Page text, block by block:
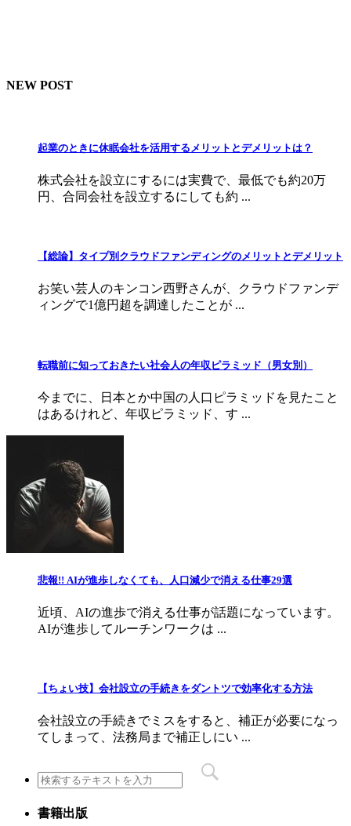
NEW POST
起業のときに休眠会社を活用するメリットとデメリットは？
株式会社を設立にするには実費で、最低でも約20万
円、合同会社を設立するにしても約 ...
【総論】タイプ別クラウドファンディングのメリットとデメリット
お笑い芸人のキンコン西野さんが、クラウドファンデ
ィングで1億円超を調達したことが ...
転職前に知っておきたい社会人の年収ピラミッド（男女別）
今までに、日本とか中国の人口ピラミッドを見たこと
はあるけれど、年収ピラミッド、す ...
悲報!! AIが進歩しなくても、人口減少で消える仕事29選
近頃、AIの進歩で消える仕事が話題になっています。
AIが進歩してルーチンワークは ...
【ちょい技】会社設立の手続きをダントツで効率化する方法
会社設立の手続きでミスをすると、補正が必要になっ
てしまって、法務局まで補正しにい ...
書籍出版